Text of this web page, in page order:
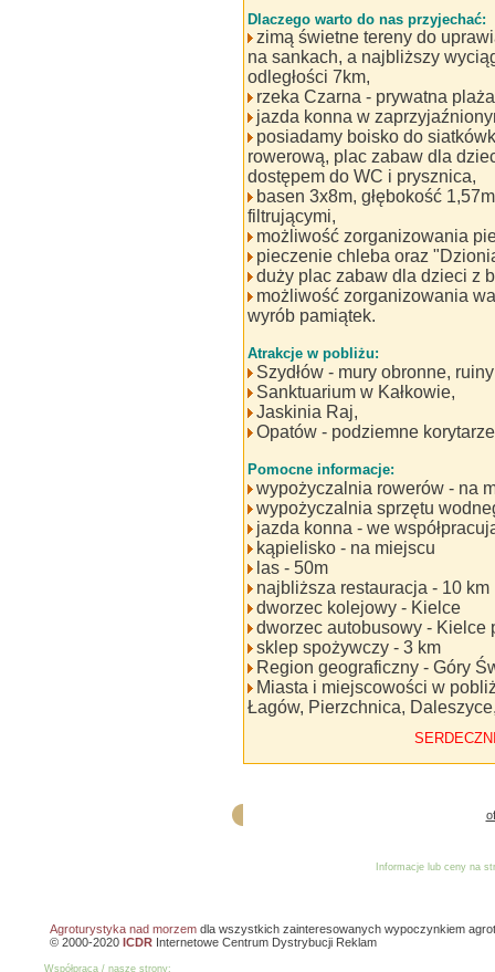
Dlaczego warto do nas przyjechać:
zimą świetne tereny do
na sankach, a najbliższy
odległości 7km,
rzeka Czarna - prywatna
jazda konna w
posiadamy boisko do
rowerową, plac zabaw dla
dostępem do WC i prysznica,
basen 3x8m, głębokość
filtrującymi,
możliwość zorganizowania
pieczenie chleba oraz
duży plac zabaw dla dzieci z
możliwość zorganizowania
wyrób pamiątek.
Atrakcje w pobliżu:
Szydłów - mury obronne,
Sanktuarium w Kałkowie,
Jaskinia Raj,
Opatów - podziemne
Pomocne informacje:
wypożyczalnia rowerów - na
wypożyczalnia sprzętu
jazda konna - we
kąpielisko - na miejscu
las - 50m
najbliższa restauracja - 10 km
dworzec kolejowy - Kielce
dworzec autobusowy - Kielce
sklep spożywczy - 3 km
Region geograficzny - Góry
Miasta i miejscowości w
Łagów, Pierzchnica,
Informacje lub ceny na
Agroturystyka nad morzem dla wszystkich zainteresowanych wypoczynkiem
© 2000-2020 ICDR Internetowe Centrum Dystrybucji Reklam
Współpraca / nasze strony: